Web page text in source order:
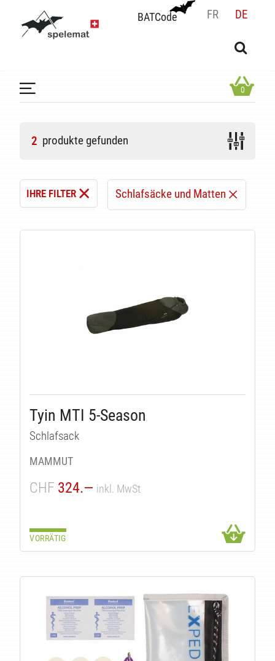
BATCode FR DE
BATCode
OK
0
2 produkte gefunden
IHRE FILTER Schlafsäcke und Matten
Tyin MTI 5-Season
Schlafsack
MAMMUT
CHF 324.— inkl. MwSt
VORRÄTIG